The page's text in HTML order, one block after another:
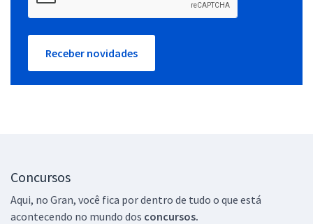
Receber novidades
Concursos
Aqui, no Gran, você fica por dentro de tudo o que está
acontecendo no mundo dos concursos.